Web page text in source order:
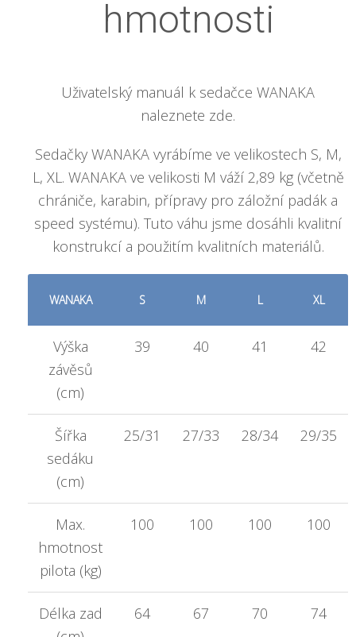
hmotnosti
Uživatelský manuál k sedačce WANAKA
naleznete zde.
Sedačky WANAKA vyrábíme ve velikostech S, M,
L, XL. WANAKA ve velikosti M váží 2,89 kg (včetně
chrániče, karabin, přípravy pro záložní padák a
speed systému). Tuto váhu jsme dosáhli kvalitní
konstrukcí a použitím kvalitních materiálů.
WANAKA S M L XL
Výška
závěsů
(cm)
39 40 41 42
Šířka
sedáku
(cm)
25/31 27/33 28/34 29/35
Max.
hmotnost
pilota (kg)
100 100 100 100
Délka zad
64 67 70 74